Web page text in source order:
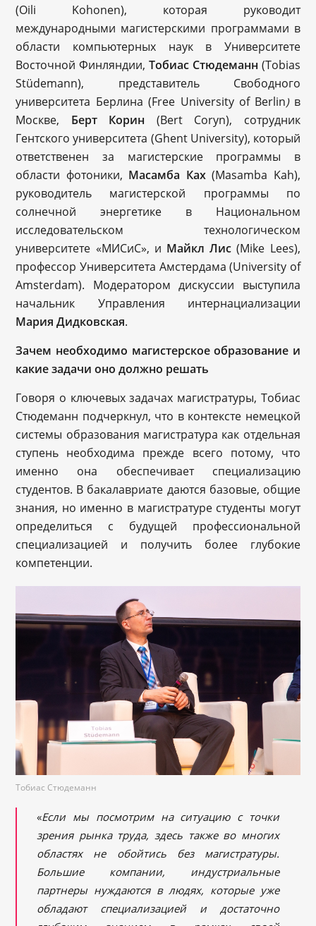
(Oili Kohonen), которая руководит
международными магистерскими программами в
области компьютерных наук в Университете
Восточной Финляндии, Тобиас Стюдеманн (Tobias
Stüdemann), представитель Свободного
университета Берлина (Free University of Berlin)в
Москве, Берт Корин (Bert Coryn), сотрудник
Гентского университета (Ghent University), который
ответственен за магистерские программы в
области фотоники, Масамба Ках(Mаsamba Kah),
руководитель магистерской программы по
солнечной энергетике в Национальном
исследовательском технологическом
университете «МИСиС», и Майкл Лис (Mike Lees),
профессор Университета Амстердама (University of
Amsterdam). Модератором дискуссии выступила
начальник Управления интернациализации
Мария Дидковская.
Зачем необходимо магистерское образование и
какие задачи оно должно решать
Говоря о ключевых задачах магистратуры, Тобиас
Стюдеманн подчеркнул, что в контексте немецкой
системы образования магистратура как отдельная
ступень необходима прежде всего потому, что
именно она обеспечивает специализацию
студентов. В бакалавриате даются базовые, общие
знания, но именно в магистратуре студенты могут
определиться с будущей профессиональной
специализацией и получить более глубокие
компетенции.
Тобиас Стюдеманн
«Если мы посмотрим на ситуацию с точки
зрения рынка труда, здесь также во многих
областях не обойтись без магистратуры.
Большие компании, индустриальные
партнеры нуждаются в людях, которые уже
обладают специализацией и достаточно